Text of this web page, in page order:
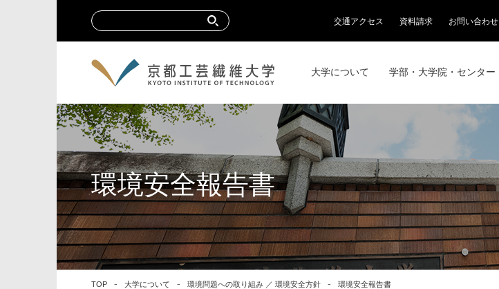
交通アクセス 資料請求 お問い合わせ
大学について 学部・大学院・センター
環境安全報告書
TOP 大学について 環境問題への取り組み ／ 環境安全方針 環境安全報告書